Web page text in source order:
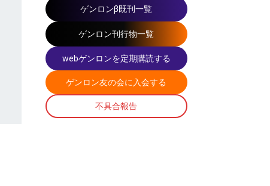
ゲンロンβ既刊一覧
ゲンロン刊行物一覧
webゲンロンを定期購読する
ゲンロン友の会に入会する
不具合報告